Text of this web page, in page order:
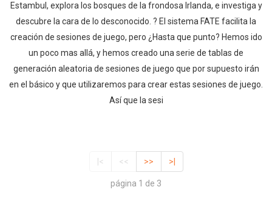
Estambul, explora los bosques de la frondosa Irlanda, e investiga y
descubre la cara de lo desconocido. ? El sistema FATE facilita la
creación de sesiones de juego, pero ¿Hasta que punto? Hemos ido
un poco mas allá, y hemos creado una serie de tablas de
generación aleatoria de sesiones de juego que por supuesto irán
en el básico y que utilizaremos para crear estas sesiones de juego.
Así que la sesi
|< << >> >|
página 1 de 3